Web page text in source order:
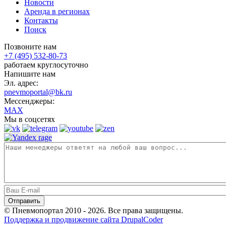
Новости
Аренда в регионах
Контакты
Поиск
Позвоните нам
+7 (495) 532-80-73
работаем круглосуточно
Напишите нам
Эл. адрес:
pnevmoportal@bk.ru
Мессенджеры:
MAX
Мы в соцсетях
© Пневмопортал 2010 - 2026. Все права защищены.
Поддержка и продвижение сайта DrupalCoder